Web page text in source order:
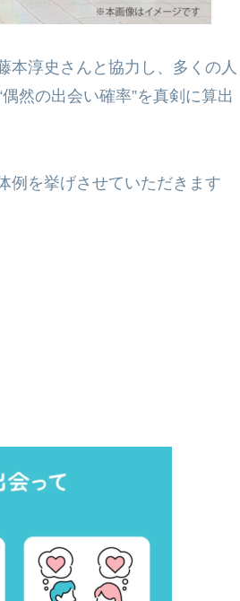
本淳史さんと協力し、多くの人
然の出会い確率”を真剣に算出
例を挙げさせていただきます